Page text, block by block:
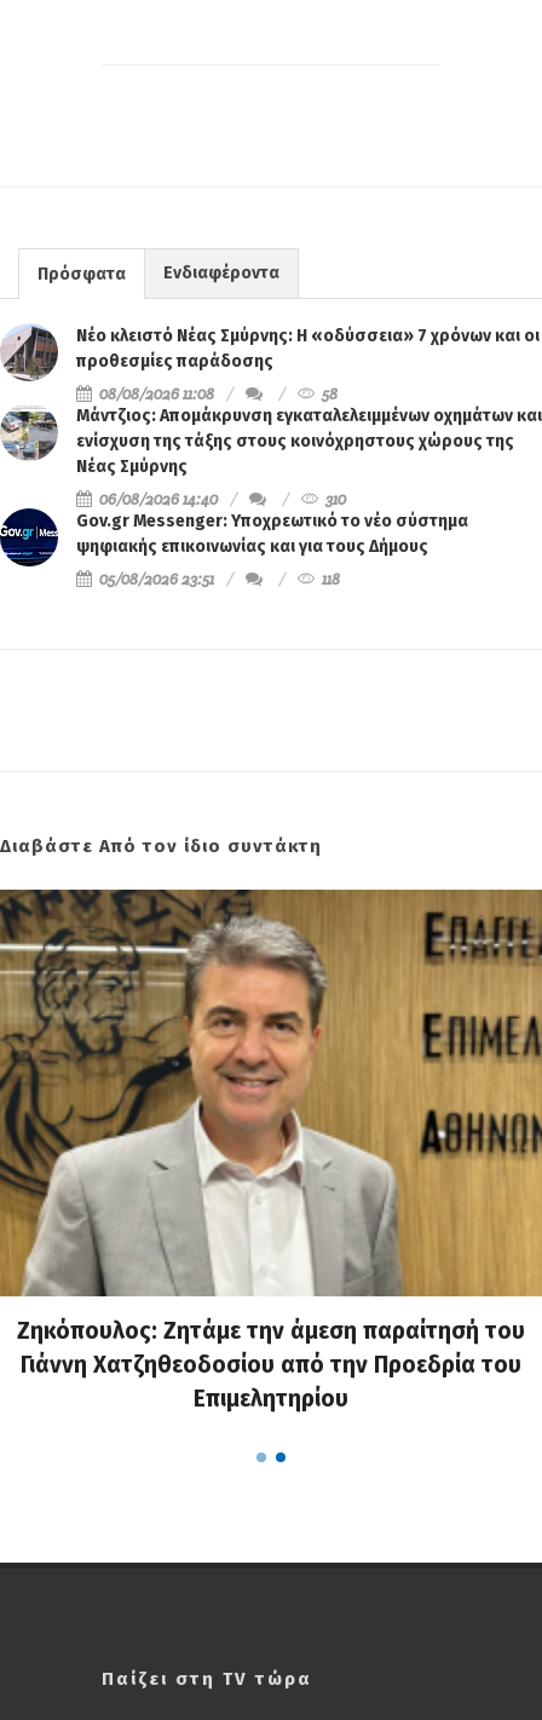
Πρόσφατα Ενδιαφέροντα
Νέο κλειστό Νέας Σμύρνης: Η «οδύσσεια» 7 χρόνων και οι
προθεσμίες παράδοσης
08/08/2026 11:08
58
Μάντζιος: Απομάκρυνση εγκαταλελειμμένων οχημάτων και
ενίσχυση της τάξης στους κοινόχρηστους χώρους της
Νέας Σμύρνης
06/08/2026 14:40
310
Gov.gr Messenger: Υποχρεωτικό το νέο σύστημα
ψηφιακής επικοινωνίας και για τους Δήμους
05/08/2026 23:51
118
Διαβάστε Από τον ίδιο συντάκτη
Ζηκόπουλος: Ζητάμε την άμεση παραίτησή του
Γιάννη Χατζηθεοδοσίου από την Προεδρία του
Επιμελητηρίου
Παίζει στη TV τώρα